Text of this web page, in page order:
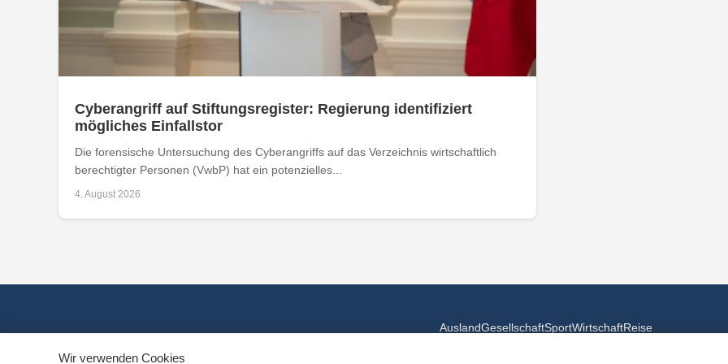
Cyberangriff auf Stiftungsregister: Regierung identifiziert
mögliches Einfallstor
Die forensische Untersuchung des Cyberangriffs auf das Verzeichnis wirtschaftlich
berechtigter Personen (VwbP) hat ein potenzielles...
4. August 2026
AuslandGesellschaftSportWirtschaftReise
Wir verwenden Cookies